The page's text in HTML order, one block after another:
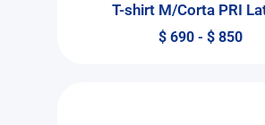
T-shirt M/Corta PRI
$ 690 - $ 850